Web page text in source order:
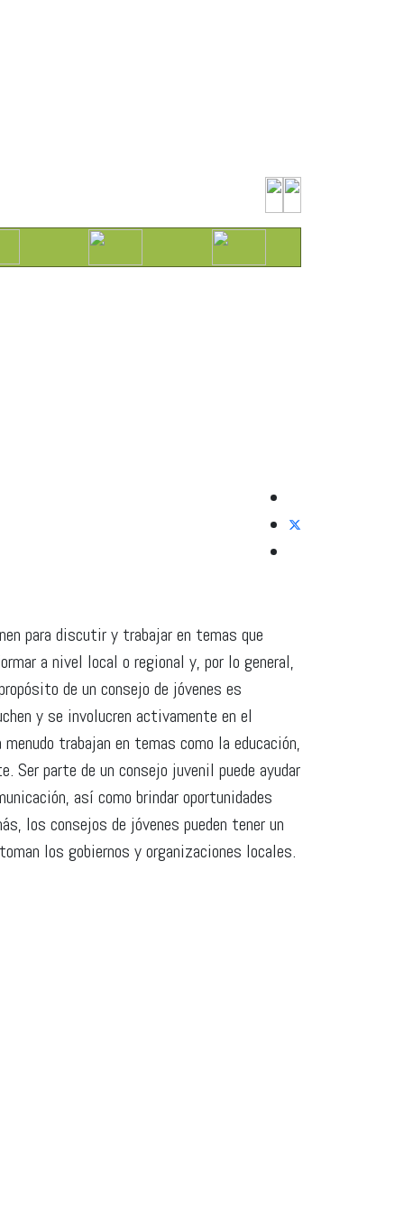
para discutir y trabajar en temas que
a nivel local o regional y, por lo general,
de un consejo de jóvenes es
y se involucren activamente en el
trabajan en temas como la educación,
parte de un consejo juvenil puede ayudar
así como brindar oportunidades
los consejos de jóvenes pueden tener un
los gobiernos y organizaciones locales.